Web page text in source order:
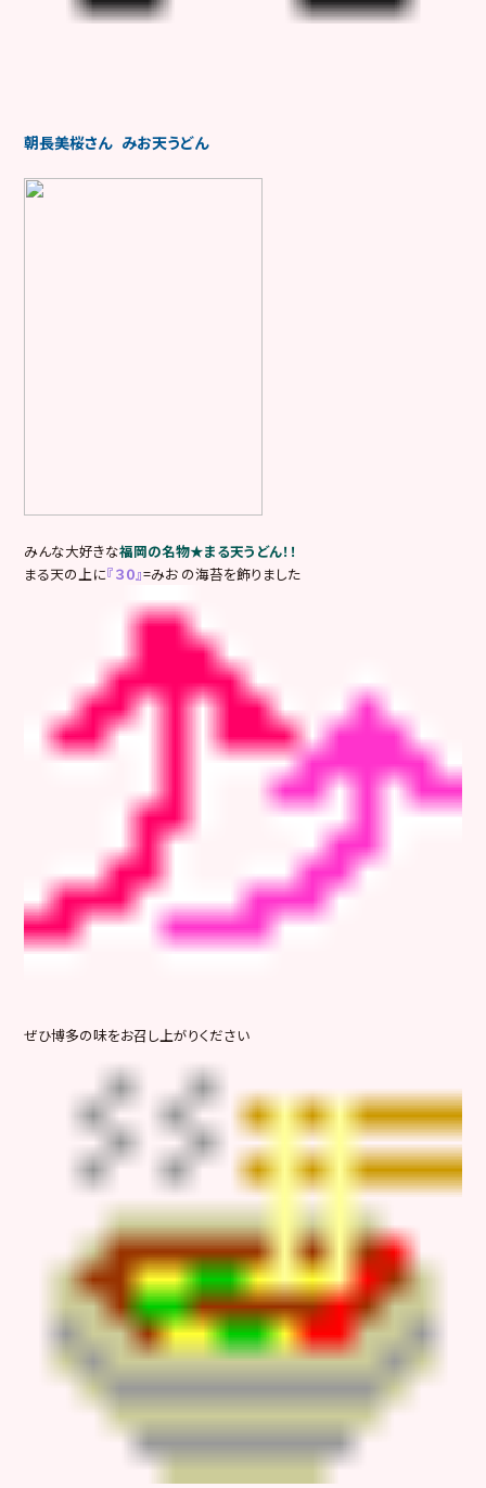
朝長美桜さん みお天うどん
みんな大好きな福岡の名物★まる天うどん！！
まる天の上に『３０』=みお の海苔を飾りました
ぜひ博多の味をお召し上がりください